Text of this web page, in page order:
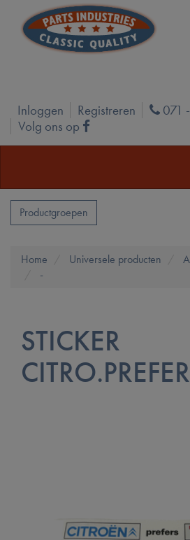
Inloggen Registreren Phone
071
Volg ons op
Facebook
Productgroepen
Home Universele producten
-
STICKER